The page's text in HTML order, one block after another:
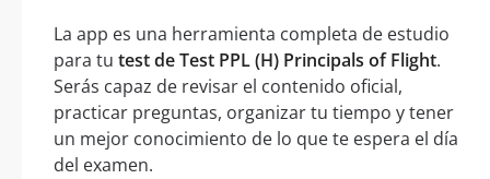
La app es una herramienta completa de estudio
para tu test de Test PPL (H) Principals of Flight.
Serás capaz de revisar el contenido oficial,
practicar preguntas, organizar tu tiempo y tener
un mejor conocimiento de lo que te espera el día
del examen.